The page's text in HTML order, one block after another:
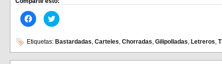
Haz
clic
en
Facebook
(Se
abre
Haz
clic
en
(Se
abre
Etiquetas: Bastardadas, Carteles, Chorradas, Gilipolladas, Letreros,